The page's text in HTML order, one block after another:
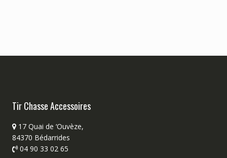
Tir Chasse Accessoires
17 Quai de ‘Ouvèze,
84370 Bédarrides
04 90 33 02 65